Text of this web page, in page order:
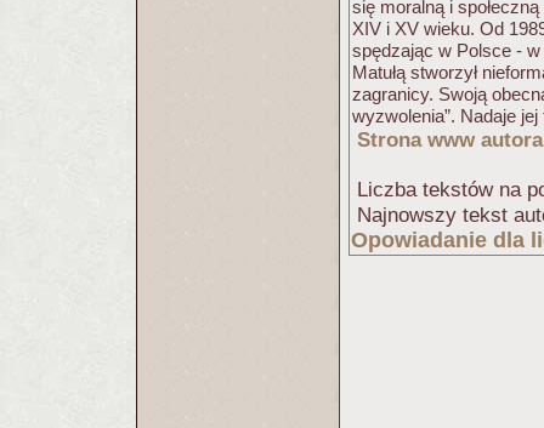
się moralną i
XIV i XV wieku. Od
spędzając w Polsce - w
Matułą stworzył
zagranicy. Swoją
wyzwolenia”. Nadaje
Strona www autora
Liczba tekstów na
Najnowszy tekst
Opowiadanie dla